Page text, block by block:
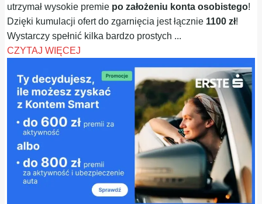
utrzymał wysokie premie po założeniu konta osobistego!
Dzięki kumulacji ofert do zgarnięcia jest łącznie 1100 zł!
Wystarczy spełnić kilka bardzo prostych ...
CZYTAJ WIĘCEJ